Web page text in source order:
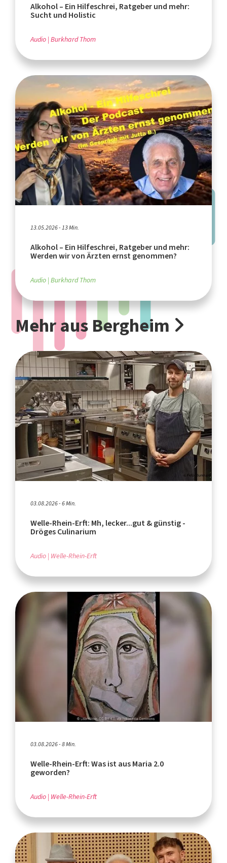
Alkohol – Ein Hilfeschrei, Ratgeber und mehr:
Sucht und Holistic
Audio Burkhard Thom
13.05.2026 - 13 Min.
Alkohol – Ein Hilfeschrei, Ratgeber und mehr:
Werden wir von Ärzten ernst genommen?
Audio Burkhard Thom
Mehr aus Bergheim
03.08.2026 - 6 Min.
Welle-Rhein-Erft: Mh, lecker...gut & günstig -
Dröges Culinarium
Audio Welle-Rhein-Erft
03.08.2026 - 8 Min.
Welle-Rhein-Erft: Was ist aus Maria 2.0
geworden?
Audio Welle-Rhein-Erft